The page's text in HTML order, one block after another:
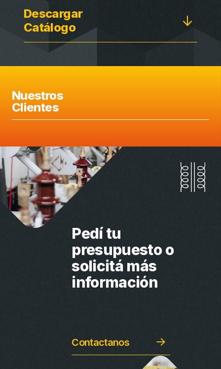
Descargar
Catálogo
Nuestros
Clientes
Pedí tu
presupuestoo
solicitá más
información
Contactanos